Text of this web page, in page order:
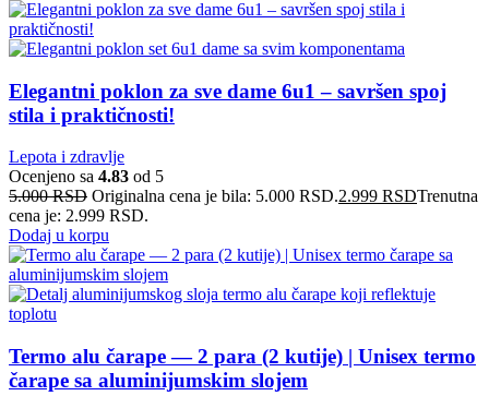
Elegantni poklon za sve dame 6u1 – savršen spoj
stila i praktičnosti!
Lepota i zdravlje
Ocenjeno sa 4.83 od 5
5.000RSD Originalna cena je bila: 5.000 RSD.2.999 RSDTrenutna
cena je: 2.999 RSD.
Dodaj u korpu
Termo alu čarape — 2 para (2 kutije) | Unisex termo
čarape sa aluminijumskim slojem